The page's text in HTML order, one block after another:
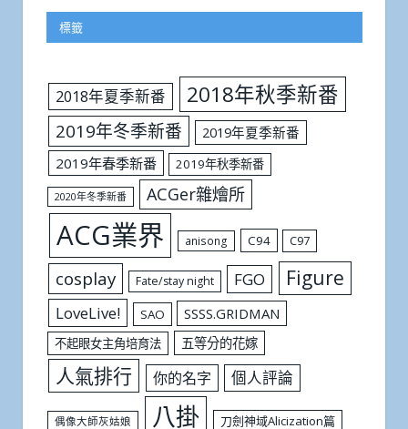
標籤
2018年夏季新番 2018年秋季新番
2019年冬季新番
2019年夏季新番
2019年春季新番
2019年秋季新番
2020年冬季新番 ACGer雜燴所
ACG業界 anisong C94 C97
cosplay Fate/stay night FGO Figure
LoveLive! SAO SSSS.GRIDMAN
不起眼女主角培育法 五等分的花嫁
人氣排行 你的名字 個人評論
偶像大師灰姑娘 八掛 刀劍神域Alicization篇